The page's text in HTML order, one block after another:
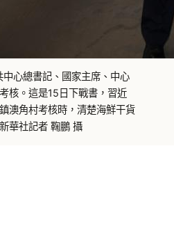
心總書記、國家主席、中心
核。這是15日下戰書，習近
澳角村考核時，清楚海鮮干貨
華社記者 鞠鵬 攝